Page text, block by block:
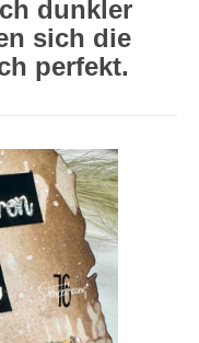
dunkler
sich die
perfekt.